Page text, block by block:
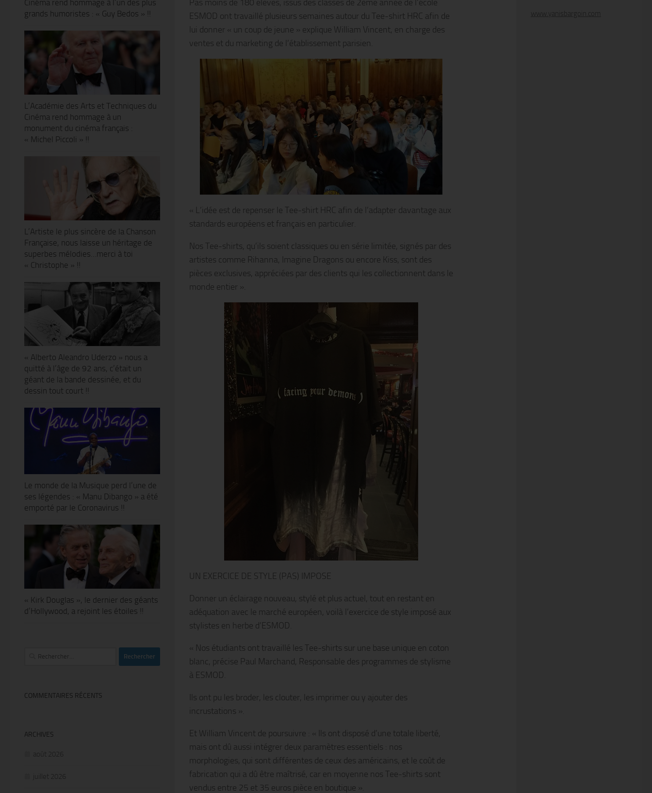
Pas moins de 180 élèves, issus des classes de 2ème année de l’école
ESMOD ont travaillé plusieurs semaines autour du Tee-shirt HRC afin de
lui donner « un coup de jeune » explique William Vincent, en charge des
ventes et du marketing de l’établissement parisien.
« L’idée est de repenser le Tee-shirt HRC afin de l’adapter davantage aux
standards européens et français en particulier.
Nos Tee-shirts, qu’ils soient classiques ou en série limitée, signés par des
artistes comme Rihanna, Imagine Dragons ou encore Kiss, sont des
pièces exclusives, appréciées par des clients qui les collectionnent dans le
monde entier ».
UN EXERCICE DE STYLE (PAS) IMPOSE
Donner un éclairage nouveau, stylé et plus actuel, tout en restant en
adéquation avec le marché européen, voilà l’exercice de style imposé aux
stylistes en herbe d’ESMOD.
« Nos étudiants ont travaillé les Tee-shirts sur une base unique en coton
blanc, précise Paul Marchand, Responsable des programmes de stylisme
à ESMOD.
Ils ont pu les broder, les clouter, les imprimer ou y ajouter des
incrustations ».
Et William Vincent de poursuivre : « Ils ont disposé d’une totale liberté,
mais ont dû aussi intégrer deux paramètres essentiels : nos
morphologies, qui sont différentes de ceux des américains, et le coût de
fabrication qui a dû être maîtrisé, car en moyenne nos Tee-shirts sont
vendus entre 25 et 35 euros pièce en boutique ».
Cinéma rend hommage à l’un des plus
grands humoristes : « Guy Bedos » !!
L’Académie des Arts et Techniques du
Cinéma rend hommage à un
monument du cinéma français :
« Michel Piccoli » !!
L’Artiste le plus sincère de la Chanson
Française, nous laisse un héritage de
superbes mélodies…merci à toi
« Christophe » !!
« Alberto Aleandro Uderzo » nous a
quitté à l’âge de 92 ans, c’était un
géant de la bande dessinée, et du
dessin tout court !!
Le monde de la Musique perd l’une de
ses légendes : « Manu Dibango » a été
emporté par le Coronavirus !!
« Kirk Douglas », le dernier des géants
d’Hollywood, a rejoint les étoiles !!
Rechercher :
COMMENTAIRES RÉCENTS
ARCHIVES
août 2026
juillet 2026
www.yanisbargoin.com